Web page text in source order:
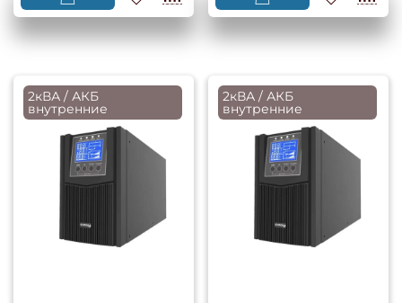
2кВА / АКБ
внутренние
2кВА / АКБ
внутренние